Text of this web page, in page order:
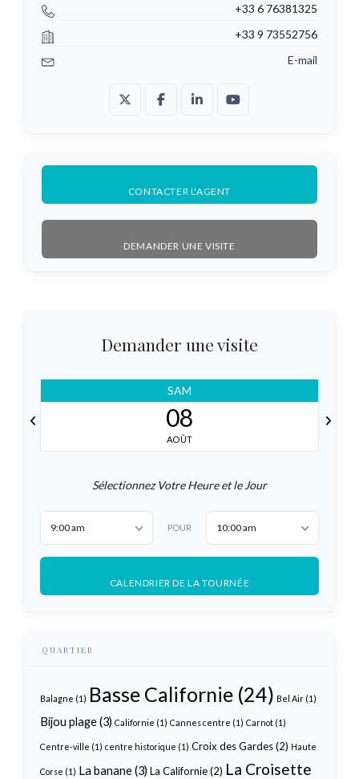
+33 6 76381325
+33 9 73552756
E-mail
CONTACTER L'AGENT
DEMANDER UNE VISITE
Demander une visite
SAM
08
AOÛT
Sélectionnez Votre Heure et le Jour
9:00 am POUR 10:00 am
CALENDRIER DE LA TOURNÉE
QUARTIER
Balagne (1) Basse Californie (24) Bel Air (1)
Bijou plage(3) Californie (1) Cannes centre (1) Carnot (1)
Centre-ville (1) centre historique (1) Croix des Gardes(2) Haute
Corse (1) La banane(3) La Californie(2) La Croisette